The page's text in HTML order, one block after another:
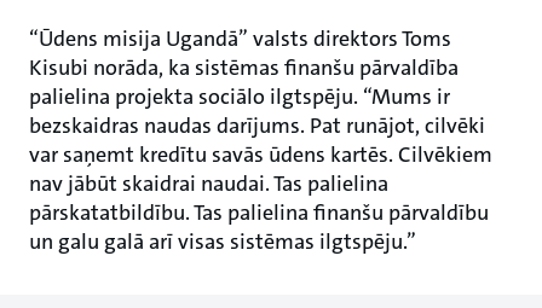
“Ūdens misija Ugandā” valsts direktors Toms
Kisubi norāda, ka sistēmas finanšu pārvaldība
palielina projekta sociālo ilgtspēju. “Mums ir
bezskaidras naudas darījums. Pat runājot, cilvēki
var saņemt kredītu savās ūdens kartēs. Cilvēkiem
nav jābūt skaidrai naudai. Tas palielina
pārskatatbildību. Tas palielina finanšu pārvaldību
un galu galā arī visas sistēmas ilgtspēju.”